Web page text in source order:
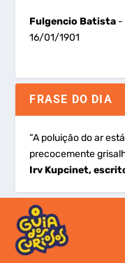
Fulgencio Batista -
16/01/1901
FRASE DO DIA
“A poluição do ar
precocemente
Irv Kupcinet,